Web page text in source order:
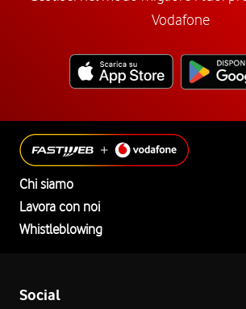
Vodafone
Chi siamo
Lavora con noi
Whistleblowing
Social